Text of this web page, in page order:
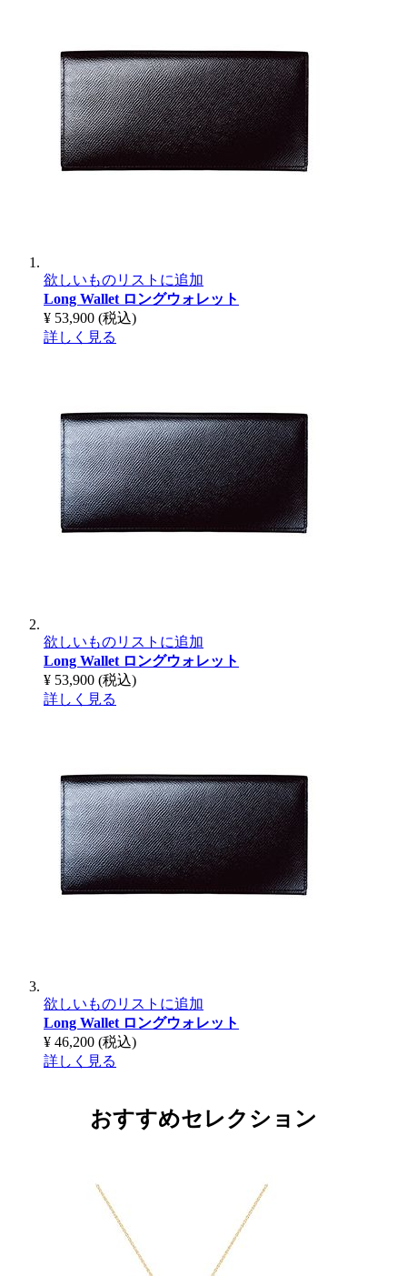
欲しいものリストに追加
Long Wallet ロングウォレット
¥ 53,900 (税込)
詳しく見る
欲しいものリストに追加
Long Wallet ロングウォレット
¥ 53,900 (税込)
詳しく見る
欲しいものリストに追加
Long Wallet ロングウォレット
¥ 46,200 (税込)
詳しく見る
おすすめセレクション